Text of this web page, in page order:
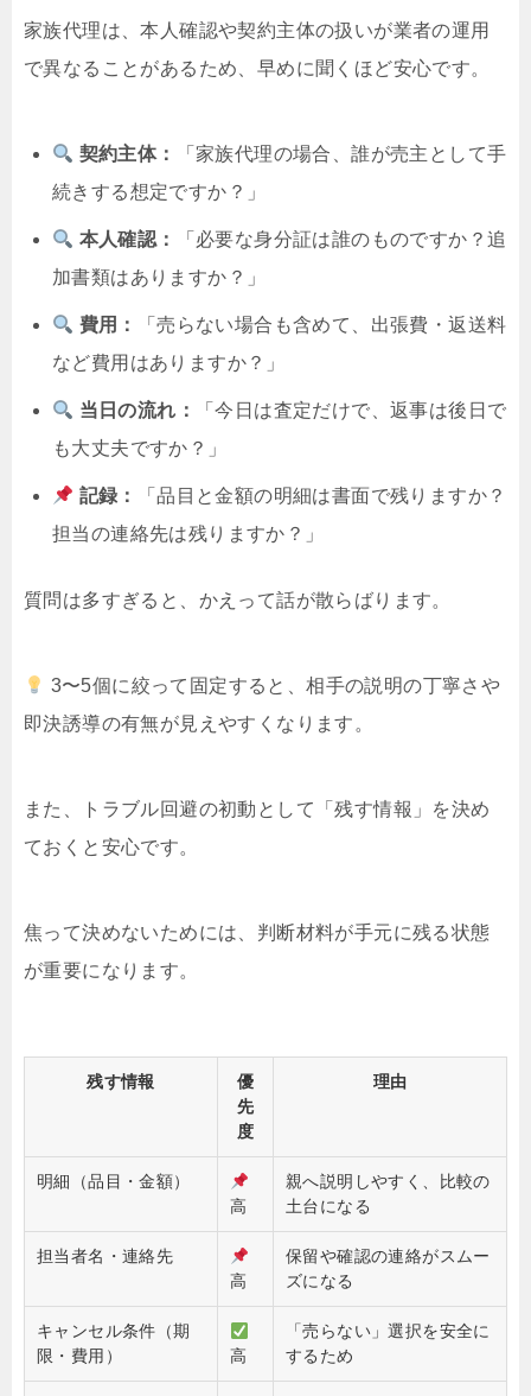
家族代理は、本人確認や契約主体の扱いが業者の運用
で異なることがあるため、早めに聞くほど安心です。
契約主体：
「家族代理の場合、誰が売主として手
続きする想定ですか？」
本人確認：
「必要な身分証は誰のものですか？追
加書類はありますか？」
費用：
「売らない場合も含めて、出張費・返送料
など費用はありますか？」
当日の流れ：
「今日は査定だけで、返事は後日で
も大丈夫ですか？」
記録：
「品目と金額の明細は書面で残りますか？
担当の連絡先は残りますか？」
質問は多すぎると、かえって話が散らばります。
3〜5個に絞って固定すると、相手の説明の丁寧さや
即決誘導の有無が見えやすくなります。
また、トラブル回避の初動として「残す情報」を決め
ておくと安心です。
焦って決めないためには、判断材料が手元に残る状態
が重要になります。
残す情報
優
先
度
理由
明細（品目・金額）
高
親へ説明しやすく、比較の
土台になる
担当者名・連絡先
高
保留や確認の連絡がスムー
ズになる
キャンセル条件（期
限・費用）
高
「売らない」選択を安全に
するため